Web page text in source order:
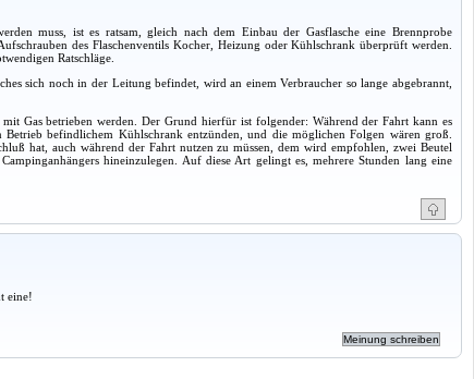
muss, ist es ratsam, gleich nach dem Einbau der Gasflasche eine Brennprobe
des Flaschenventils Kocher, Heizung oder Kühlschrank überprüft werden.
Ratschläge.
sich noch in der Leitung befindet, wird an einem Verbraucher so lange abgebrannt,
Gas betrieben werden. Der Grund hierfür ist folgender: Während der Fahrt kann es
befindlichem Kühlschrank entzünden, und die möglichen Folgen wären groß.
hat, auch während der Fahrt nutzen zu müssen, dem wird empfohlen, zwei Beutel
hineinzulegen. Auf diese Art gelingt es, mehrere Stunden lang eine
eine!